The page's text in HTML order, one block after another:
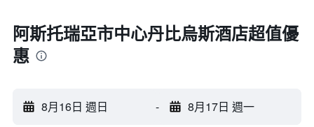
阿斯托瑞亞市中心丹比烏斯酒店超值優
惠
8月16日 週日 - 8月17日 週一